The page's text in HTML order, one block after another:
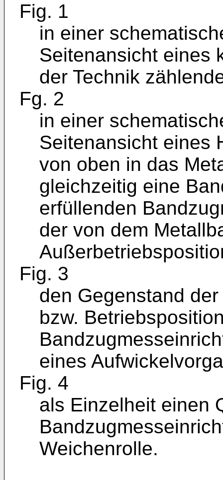
Fig. 1
in einer
Seitenansicht eines
der Technik
Fg. 2
in einer
Seitenansicht eines
von oben in das
gleichzeitig eine
erfüllenden
der von dem
Fig. 3
den Gegenstand
bzw.
eines
Fig. 4
als Einzelheit einen
Weichenrolle.